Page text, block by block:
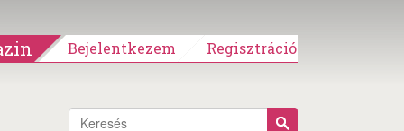
Bejelentkezem Regisztráció